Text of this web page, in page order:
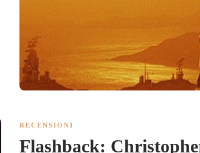
RECENSIONI
Flashback: